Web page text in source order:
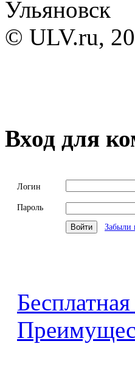
Ульяновск
© ULV.ru,
Вход для
Логин
Пароль
Забыли